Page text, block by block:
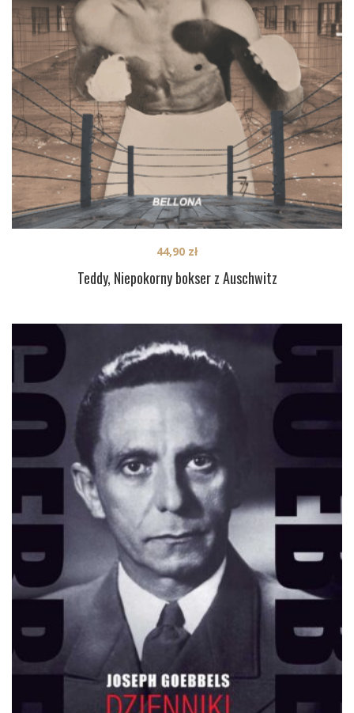
Teddy, Niepokorny bokser z Auschwitz
44,90 zł